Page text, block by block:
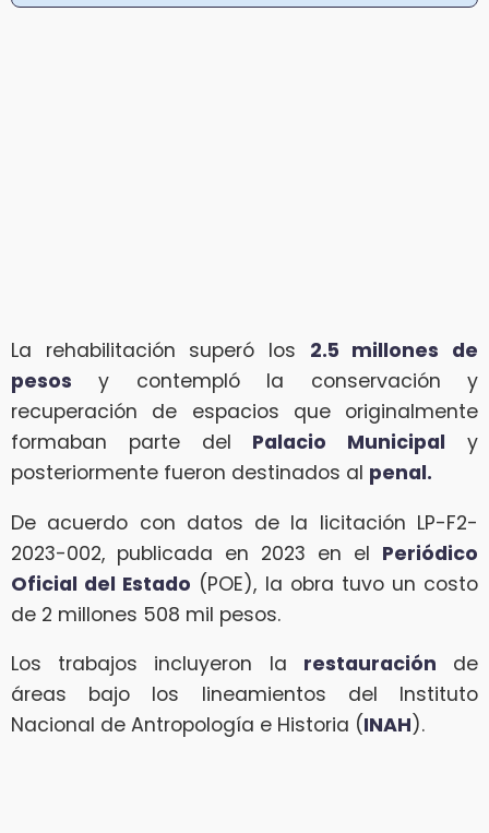
La rehabilitación superó los 2.5 millones de
pesos y contempló la conservación y
recuperación de espacios que originalmente
formaban parte del Palacio Municipal y
posteriormente fueron destinados al penal.
De acuerdo con datos de la licitación LP-F2-
2023-002, publicada en 2023 en el Periódico
Oficial del Estado (POE), la obra tuvo un costo
de 2 millones 508 mil pesos.
Los trabajos incluyeron la restauración de
áreas bajo los lineamientos del Instituto
Nacional de Antropología e Historia (INAH).